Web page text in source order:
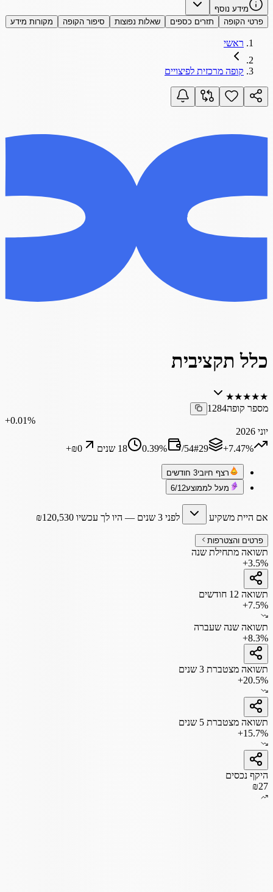
מידע נוסף
פרטי הקופה
תזרים כספים שאלות נפוצות סיפור הקופה מקורות מידע
ראשי
קופה מרכזית לפיצויים
כלל תקציבית
★
★
★
★
★
מספר קופה1284
‎+0.01%
יוני 2026
‎+7.47%
#29
/54
0.39% 18 שנים +₪0
רצף חיובי3 חודשים
מעל לממוצע6/12
אם היית משקיע לפני 3 שנים — היו לך עכשיו ₪120,530
פרטים והצטרפות
תשואה מתחילת שנה
+3.5%
תשואה 12 חודשים
+7.5%
תשואה שנה שעברה
+8.3%
תשואה מצטברת 3 שנים
+20.5%
תשואה מצטברת 5 שנים
+15.7%
היקף נכסים
₪27